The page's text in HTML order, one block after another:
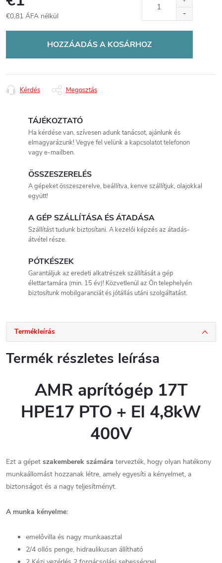
€0,81 ÁFA nélkül
HOZZÁADÁS A KOSÁRHOZ
Kérdés Megosztás
TÁJÉKOZTATÓ
Ha kérdése van, szívesen adunk tanácsot, ajánlunk és
elmagyarázunk! Vegye fel velünk a kapcsolatot telefonon
vagy e-mailben.
ÖSSZESZERELÉS
A gépeket összeszerelve, beállítva, kenve szállítjuk, olajokkal
együtt!
A GÉP SZÁLLÍTÁSA ÉS ÁTADÁSA
Szállítást tudunk biztosítani. A kezelői képzés az átadás-
átvétel része.
PÓTKÉSZEK
Garantáljuk az eredeti alkatrészek szállítását a gép
élettartamára (min. 15 év)! Közvetlenül az Ön telephelyén
biztosítunk mobilgaranciát és jótállás utáni szolgáltatást.
Termékleírás
Termék részletes leírása
AMR aprítógép 17T
HPE17 PTO + El 4,8kW
400V
Ezt a gépet szakemberek számára tervezték, hogy olyan hatékony
munkaállomást hozzanak létre, amely egyesíti a kényelmet, a
biztonságot és a nagy teljesítményt.
A munka kényelme:
emelővilla és nagy munkaasztal
2/4 ollós penge, hidraulikusan állítható